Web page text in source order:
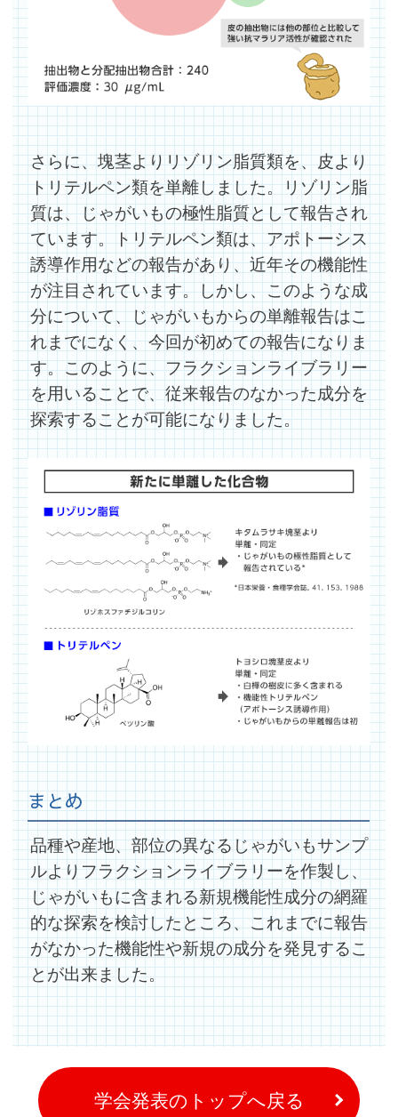
さらに、塊茎よりリゾリン脂質類を、皮より
トリテルペン類を単離しました。リゾリン脂
質は、じゃがいもの極性脂質として報告され
ています。トリテルペン類は、アポトーシス
誘導作用などの報告があり、近年その機能性
が注目されています。しかし、このような成
分について、じゃがいもからの単離報告はこ
れまでになく、今回が初めての報告になりま
す。このように、フラクションライブラリー
を用いることで、従来報告のなかった成分を
探索することが可能になりました。
まとめ
品種や産地、部位の異なるじゃがいもサンプ
ルよりフラクションライブラリーを作製し、
じゃがいもに含まれる新規機能性成分の網羅
的な探索を検討したところ、これまでに報告
がなかった機能性や新規の成分を発見するこ
とが出来ました。
学会発表のトップへ戻る